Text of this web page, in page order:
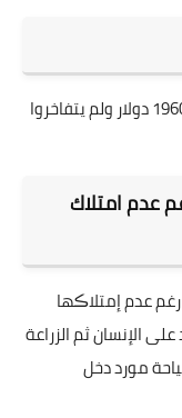
* دخل الفرد في موريشيوس قد وصل الى 19600 دولار ولم يتفاخروا
عدم امتلاك
عدم إمتلاڪها
الإنسان ثم الزراعة
مورد دخل